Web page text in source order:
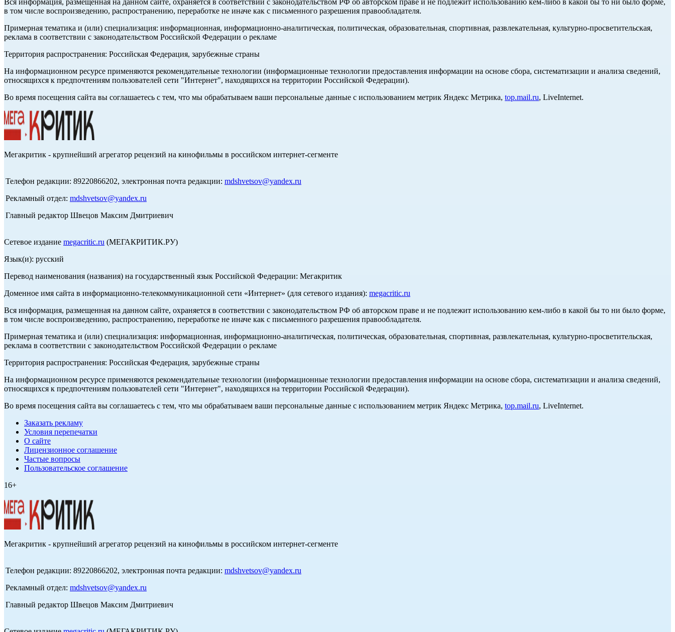
Вся информация, размещенная на данном сайте, охраняется в соответствии с законодательством РФ об авторском праве и не подлежит использованию кем-либо в какой бы то ни было форме,
в том числе воспроизведению, распространению, переработке не иначе как с письменного разрешения правообладателя.
Примерная тематика и (или) специализация: информационная, информационно-аналитическая, политическая, образовательная, спортивная, развлекательная, культурно-просветительская,
реклама в соответствии с законодательством Российской Федерации о рекламе
Территория распространения: Российская Федерация, зарубежные страны
На информационном ресурсе применяются рекомендательные технологии (информационные технологии предоставления информации на основе сбора, систематизации и анализа сведений,
относящихся к предпочтениям пользователей сети "Интернет", находящихся на территории Российской Федерации).
Во время посещения сайта вы соглашаетесь с тем, что мы обрабатываем ваши персональные данные с использованием метрик Яндекс Метрика, top.mail.ru, LiveInternet.
Мегакритик - крупнейший агрегатор рецензий на кинофильмы в российском интернет-сегменте
Телефон редакции: 89220866202, электронная почта редакции: mdshvetsov@yandex.ru
Рекламный отдел: mdshvetsov@yandex.ru
Главный редактор Швецов Максим Дмитриевич
Сетевое издание megacritic.ru (МЕГАКРИТИК.РУ)
Язык(и): русский
Перевод наименования (названия) на государственный язык Российской Федерации: Мегакритик
Доменное имя сайта в информационно-телекоммуникационной сети «Интернет» (для сетевого издания): megacritic.ru
Вся информация, размещенная на данном сайте, охраняется в соответствии с законодательством РФ об авторском праве и не подлежит использованию кем-либо в какой бы то ни было форме,
в том числе воспроизведению, распространению, переработке не иначе как с письменного разрешения правообладателя.
Примерная тематика и (или) специализация: информационная, информационно-аналитическая, политическая, образовательная, спортивная, развлекательная, культурно-просветительская,
реклама в соответствии с законодательством Российской Федерации о рекламе
Территория распространения: Российская Федерация, зарубежные страны
На информационном ресурсе применяются рекомендательные технологии (информационные технологии предоставления информации на основе сбора, систематизации и анализа сведений,
относящихся к предпочтениям пользователей сети "Интернет", находящихся на территории Российской Федерации).
Во время посещения сайта вы соглашаетесь с тем, что мы обрабатываем ваши персональные данные с использованием метрик Яндекс Метрика, top.mail.ru, LiveInternet.
Заказать рекламу
Условия перепечатки
О сайте
Лицензионное соглашение
Частые вопросы
Пользовательское соглашение
16+
Мегакритик - крупнейший агрегатор рецензий на кинофильмы в российском интернет-сегменте
Телефон редакции: 89220866202, электронная почта редакции: mdshvetsov@yandex.ru
Рекламный отдел: mdshvetsov@yandex.ru
Главный редактор Швецов Максим Дмитриевич